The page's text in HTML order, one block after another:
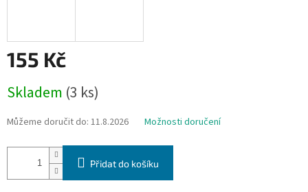
155 Kč
cena:
Skladem (3 ks)
Můžeme doručit do: 11.8.2026 Možnosti doručení
Přidat do košíku